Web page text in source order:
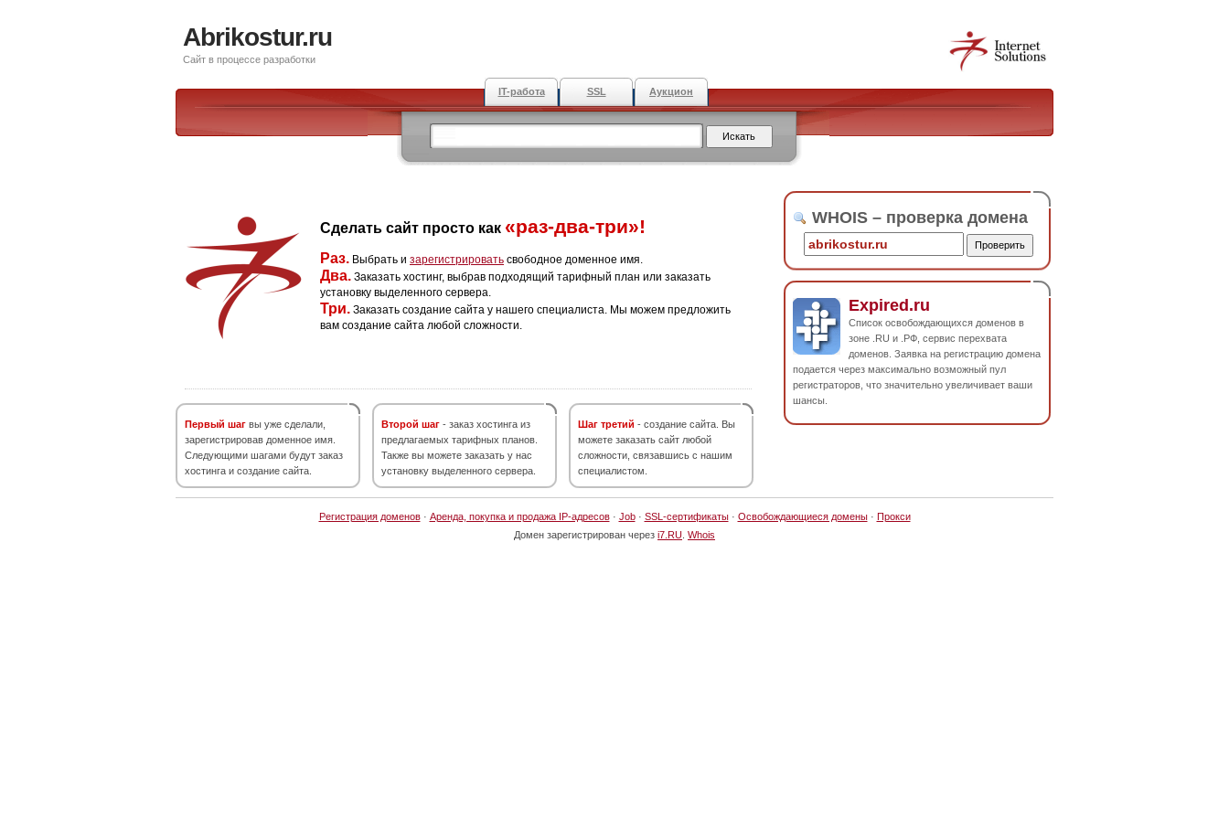
Abrikostur.ru
Сайт в процессе разработки
IT-работа SSL Аукцион
Сделать сайт просто как «раз-два-три»!
Раз. Выбрать и зарегистрировать свободное доменное имя.
Два. Заказать хостинг, выбрав подходящий тарифный план или заказать
установку выделенного сервера.
Три. Заказать создание сайта у нашего специалиста. Мы можем предложить
вам создание сайта любой сложности.
Первый шаг вы уже сделали,
зарегистрировав доменное имя.
Следующими шагами будут заказ
хостинга и создание сайта.
Второй шаг - заказ хостинга из
предлагаемых тарифных планов.
Также вы можете заказать у нас
установку выделенного сервера.
Шаг третий - создание сайта. Вы
можете заказать сайт любой
сложности, связавшись с нашим
специалистом.
WHOIS – проверка домена
Expired.ru
Список освобождающихся доменов в
зоне .RU и .РФ, сервис перехвата
доменов. Заявка на регистрацию домена
подается через максимально возможный пул
регистраторов, что значительно увеличивает ваши
шансы.
Регистрация доменов· Аренда, покупка и продажа IP-адресов· Job· SSL-сертификаты· Освобождающиеся домены· Прокси
Домен зарегистрирован через i7.RU Whois